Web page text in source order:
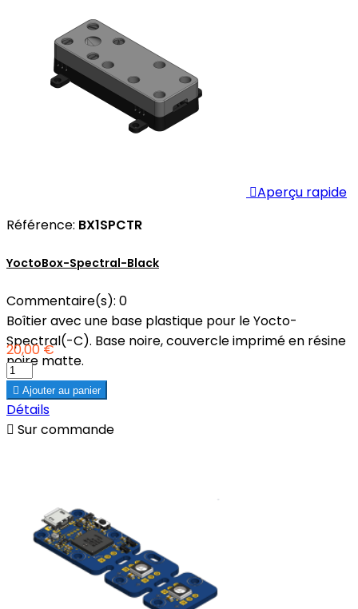
Aperçu rapide
Référence: BX1SPCTR
YoctoBox-Spectral-Black
Commentaire(s): 0
Boîtier avec une base plastique pour le Yocto-
Spectral(-C). Base noire, couvercle imprimé en résine
noire matte.
20,00 €
 Ajouter au panier
Détails
 Sur commande